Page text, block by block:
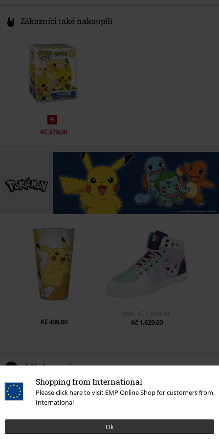
Shopping from International
Please click here to visit EMP Online Shop for customers from
International
Ok
Zákazníci také nakoupili
%
Kč 379,00
Kč 409,00
DMC Kč 1.999,00
Kč 1.629,00
0 Hodnocení
Podělte se o váš názor "Vinylová figurka č.1107
Ninetales".